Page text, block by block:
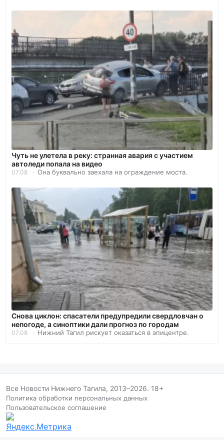
Чуть не улетела в реку: странная авария с участием
автоледи попала на видео
07.08 Она буквально заехала на ограждение моста.
Снова циклон: спасатели предупредили свердловчан о
непогоде, а синоптики дали прогноз по городам
07.08 Нижний Тагил рискует оказаться в эпицентре.
Все Новости Нижнего Тагила, 2013–2026. 18+
Политика обработки персональных данных/
Пользовательское соглашение